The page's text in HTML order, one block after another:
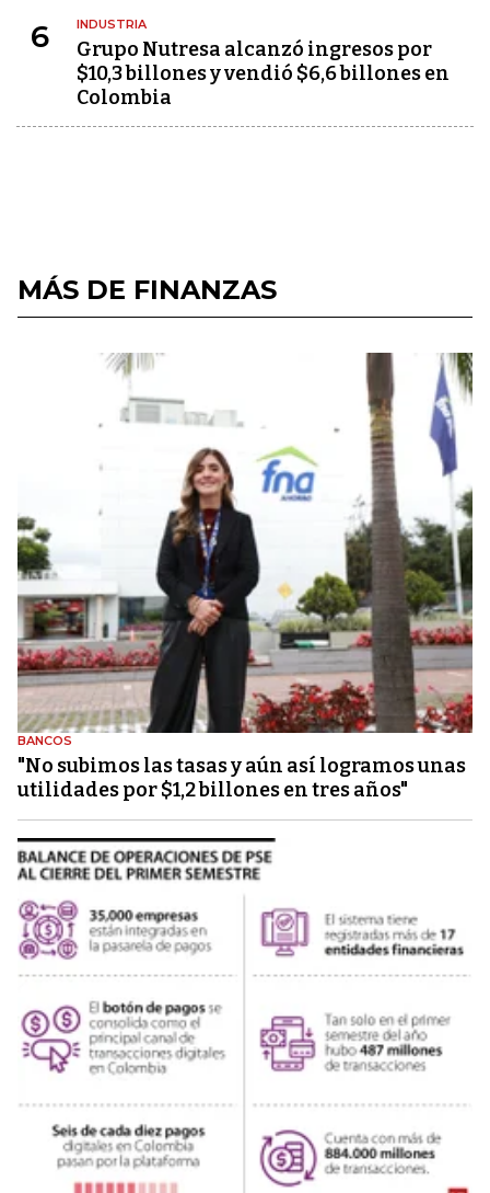
6 INDUSTRIA
Grupo Nutresa alcanzó ingresos por
$10,3 billones y vendió $6,6 billones en
Colombia
MÁS DE FINANZAS
BANCOS
"No subimos las tasas y aún así logramos unas
utilidades por $1,2 billones en tres años"